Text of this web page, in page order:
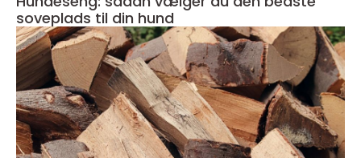
soveplads til din hund